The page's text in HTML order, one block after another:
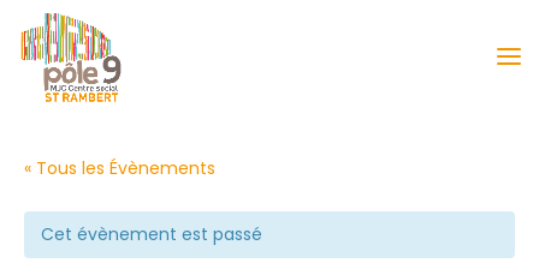
« Tous les Évènements
Cet évènement est passé